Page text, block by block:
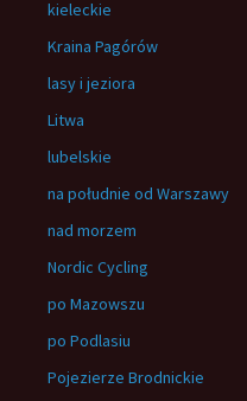
kieleckie
Kraina Pagórów
lasy i jeziora
Litwa
lubelskie
na południe od Warszawy
nad morzem
Nordic Cycling
po Mazowszu
po Podlasiu
Pojezierze Brodnickie